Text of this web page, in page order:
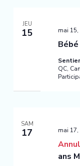
JEU
15 mai
QC,
SAM
17
ans
mai